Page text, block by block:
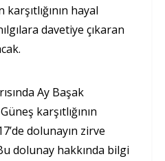
hayal
davetiye çıkaran
Ay Başak
karşıtlığının
dolunayın zirve
dolunay hakkında bilgi